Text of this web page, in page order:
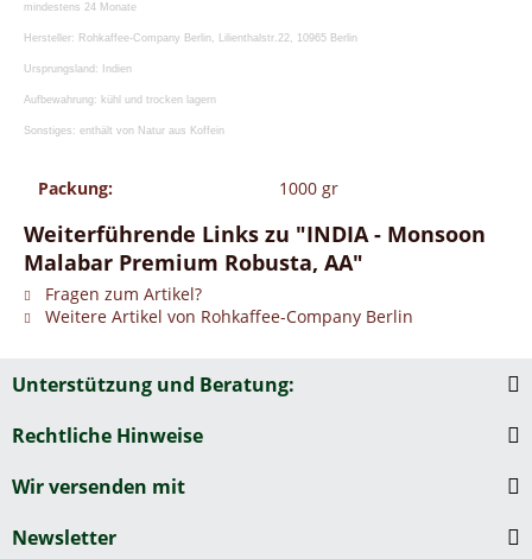
mindestens 24 Monate
Hersteller: Rohkaffee-Company Berlin, Lilienthalstr.22, 10965 Berlin
Ursprungsland: Indien
Aufbewahrung: kühl und trocken lagern
Sonstiges: enthält von Natur aus Koffein
Packung: 1000 gr
Weiterführende Links zu "INDIA - Monsoon
Malabar Premium Robusta, AA"
Fragen zum Artikel?
Weitere Artikel von Rohkaffee-Company Berlin
Unterstützung und Beratung:
Rechtliche Hinweise
Wir versenden mit
Newsletter